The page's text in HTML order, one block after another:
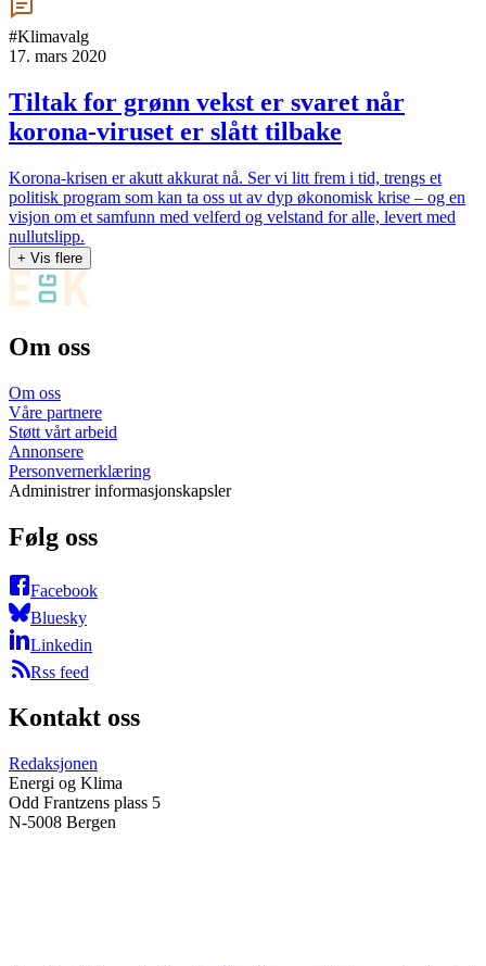
#Klimavalg
17. mars 2020
Tiltak for grønn vekst er svaret når
korona-viruset er slått tilbake
Korona-krisen er akutt akkurat nå. Ser vi litt frem i tid, trengs et
politisk program som kan ta oss ut av dyp økonomisk krise – og en
visjon om et samfunn med velferd og velstand for alle, levert med
nullutslipp.
+ Vis flere
Om oss
Om oss
Våre partnere
Støtt vårt arbeid
Annonsere
Personvernerklæring
Administrer informasjonskapsler
Følg oss
Facebook
Bluesky
Linkedin
Rss feed
Kontakt oss
Redaksjonen
Energi og Klima
Odd Frantzens plass 5
N-5008 Bergen